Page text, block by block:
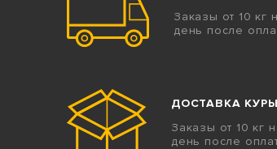
Заказы от 10 кг
день после
ДОСТАВКА
Заказы от 10 кг
день после